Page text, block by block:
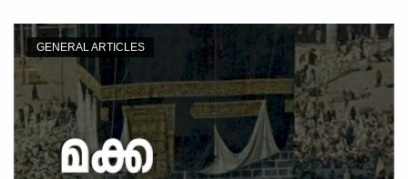
GENERAL ARTICLES